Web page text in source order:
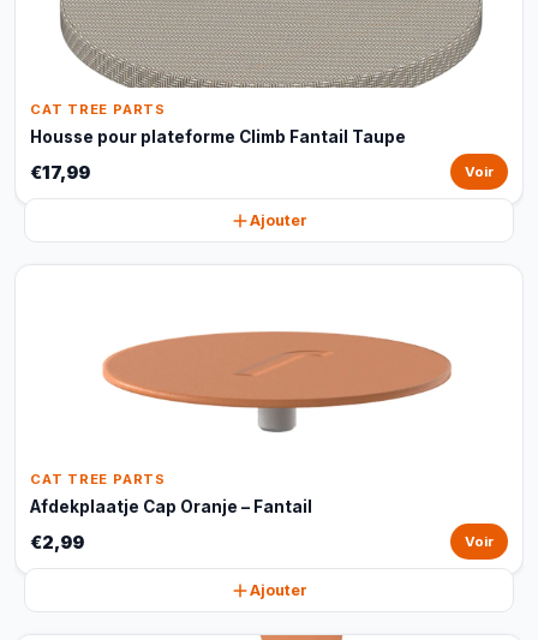
CAT TREE PARTS
Housse pour plateforme Climb Fantail Taupe
€17,99 Voir
Ajouter
CAT TREE PARTS
Afdekplaatje Cap Oranje – Fantail
€2,99 Voir
Ajouter